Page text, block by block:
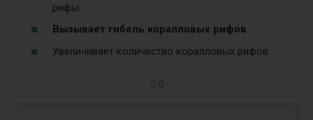
рифы
Вызывает гибель коралловых рифов
Увеличивает количество коралловых рифов